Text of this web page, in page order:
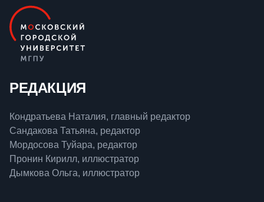
РЕДАКЦИЯ
Кондратьева Наталия, главный редактор
Сандакова Татьяна, редактор
Мордосова Туйара, редактор
Пронин Кирилл, иллюстратор
Дымкова Ольга, иллюстратор